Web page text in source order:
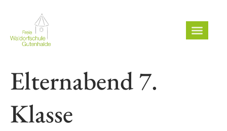
Elternabend 7.
Klasse